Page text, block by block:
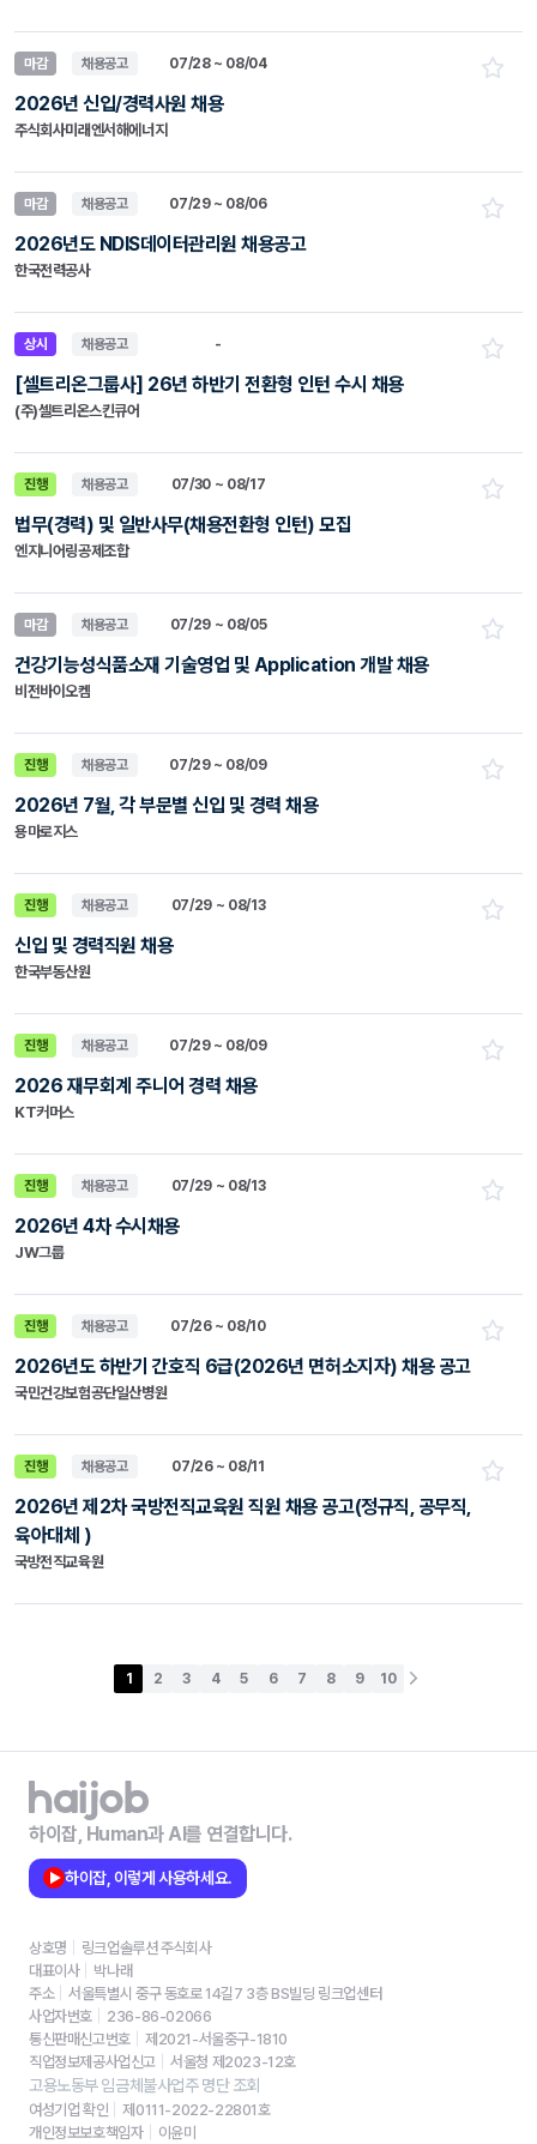
마감 채용공고
주식회사미래엔서해에너지
2026년 신입/경력사원 채용
07/28 ~ 08/04
마감 채용공고
한국전력공사
2026년도 NDIS데이터관리원 채용공고
07/29 ~ 08/06
상시 채용공고
(주)셀트리온스킨큐어
[셀트리온그룹사] 26년 하반기 전환형 인턴 수시 채용
-
진행 채용공고
엔지니어링공제조합
법무(경력) 및 일반사무(채용전환형 인턴) 모집
07/30 ~ 08/17
마감 채용공고
비전바이오켐
건강기능성식품소재 기술영업 및 Application 개발 채용
07/29 ~ 08/05
진행 채용공고
용마로지스
2026년 7월, 각 부문별 신입 및 경력 채용
07/29 ~ 08/09
진행 채용공고
한국부동산원
신입 및 경력직원 채용
07/29 ~ 08/13
진행 채용공고
KT커머스
2026 재무회계 주니어 경력 채용
07/29 ~ 08/09
진행 채용공고
JW그룹
2026년 4차 수시채용
07/29 ~ 08/13
진행 채용공고
국민건강보험공단일산병원
2026년도 하반기 간호직 6급(2026년 면허소지자) 채용 공고
07/26 ~ 08/10
진행 채용공고
국방전직교육원
2026년 제2차 국방전직교육원 직원 채용 공고(정규직, 공무직,
육아대체 )
07/26 ~ 08/11
1 2 3 4 5 6 7 8 9 10
하이잡, Human과 AI를 연결합니다.
하이잡, 이렇게 사용하세요.
상호명
링크업솔루션 주식회사
대표이사
박나래
주소
서울특별시 중구 동호로 14길7 3층 BS빌딩 링크업센터
사업자번호
236-86-02066
통신판매신고번호
제2021-서울중구-1810
직업정보제공사업신고
서울청 제2023-12호
고용노동부 임금체불사업주 명단 조회
여성기업 확인
제0111-2022-22801호
개인정보보호책임자
이윤미